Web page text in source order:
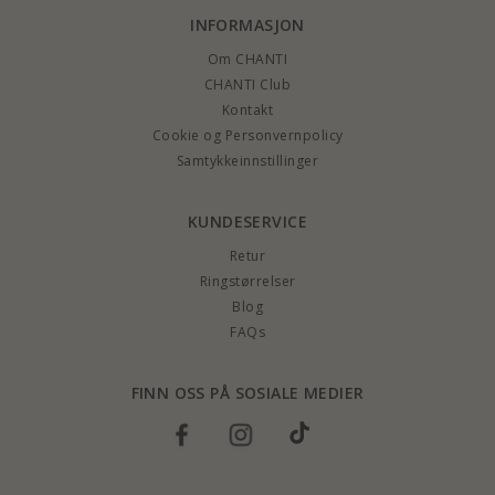
INFORMASJON
Om CHANTI
CHANTI Club
Kontakt
Cookie og Personvernpolicy
Samtykkeinnstillinger
KUNDESERVICE
Retur
Ringstørrelser
Blog
FAQs
FINN OSS PÅ SOSIALE MEDIER